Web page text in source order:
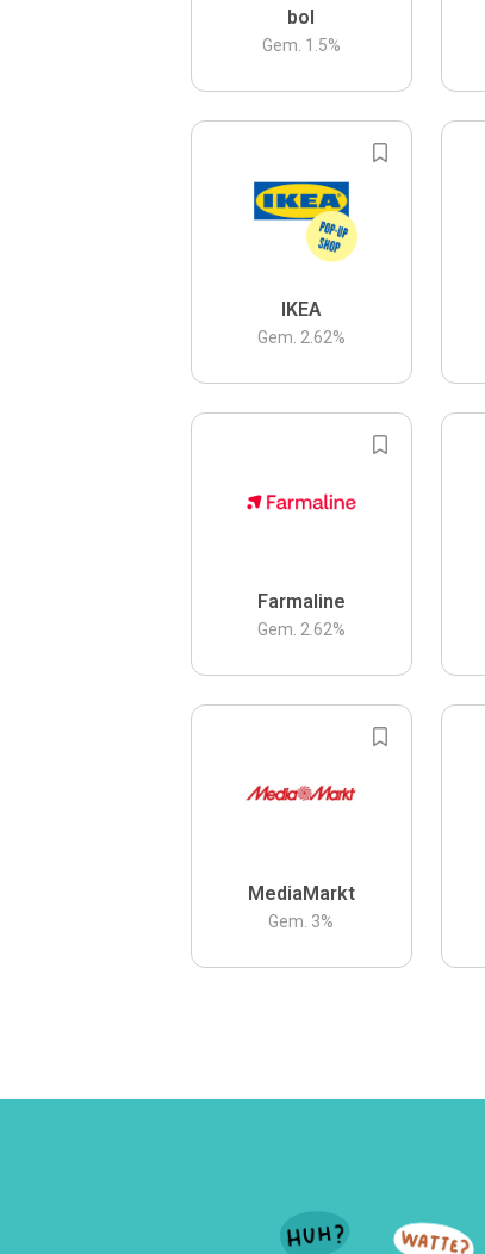
bol
Gem. 1.5%
IKEA
Gem. 2.62%
Farmaline
Gem. 2.62%
MediaMarkt
Gem. 3%